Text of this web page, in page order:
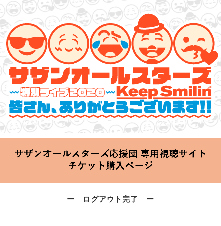
サザンオールスターズ 特別ライブ 2020
「Keep Smilin’～皆さん、ありがとうございます!!～」
2020.06.25 Thu 20:00 Start at 横浜アリーナ
ー ログアウト完了 ー